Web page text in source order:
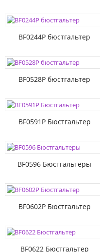
BF0244P бюстгальтер
BF0528P бюстгальтер
BF0591P Бюстгальтер
BF0596 Бюстгальтеры
BF0602P Бюстгальтер
BF0622 Бюстгальтер